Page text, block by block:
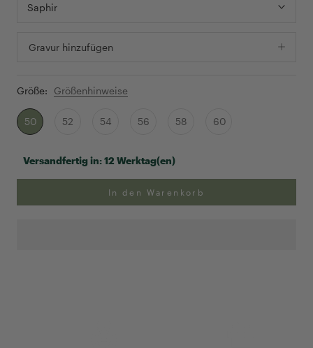
Saphir
Gravur hinzufügen
Größe: Größenhinweise
50 52 54 56 58 60
Versandfertig in:12 Werktag(en)
In den Warenkorb